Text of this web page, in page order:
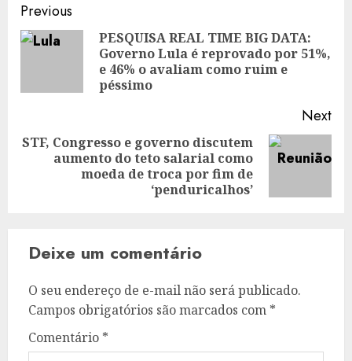
Post
navigation
Previous
PESQUISA REAL TIME BIG DATA:
Governo Lula é reprovado por 51%,
e 46% o avaliam como ruim e
péssimo
Next
STF, Congresso e governo discutem
aumento do teto salarial como
moeda de troca por fim de
‘penduricalhos’
Deixe um comentário
O seu endereço de e-mail não será publicado.
Campos obrigatórios são marcados com *
Comentário *